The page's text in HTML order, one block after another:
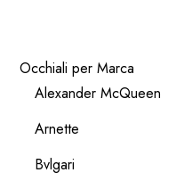
Occhiali per Marca
Alexander McQueen
Arnette
Bvlgari